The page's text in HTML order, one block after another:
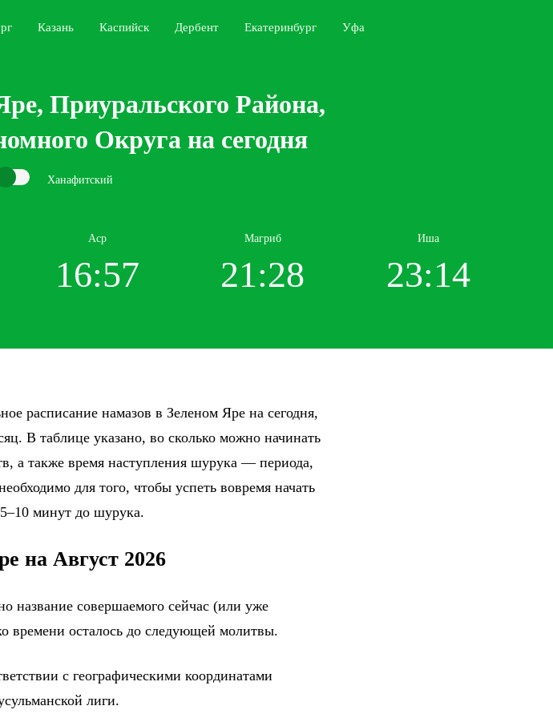
Казань Каспийск Дербент Екатеринбург Уфа
Приуральского Района,
Округа на сегодня
Ханафитский
Аср
16:57
Магриб
21:28
Иша
23:14
расписание намазов в Зеленом Яре на сегодня,
В таблице указано, во сколько можно начинать
а также время наступления шурука — периода,
для того, чтобы успеть вовремя начать
минут до шурука.
на Август 2026
название совершаемого сейчас (или уже
времени осталось до следующей молитвы.
с географическими координатами
лиги.